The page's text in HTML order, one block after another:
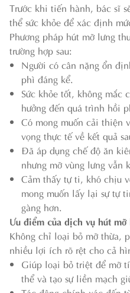
Trước khi tiến hành, bác sĩ
thể sức khỏe để xác định
Phương pháp hút mỡ lưng
trường hợp sau:
Người có cân nặng ổn
phì đáng kể.
Sức khỏe tốt, không mắc
hưởng đến quá trình hồi
Có mong muốn cải thiện
vọng thực tế về kết quả
Đã áp dụng chế độ ăn
nhưng mỡ vùng lưng vẫn
Cảm thấy tự ti, khó chịu
mong muốn lấy lại sự tự
gàng hơn.
Ưu điểm của dịch vụ hút mỡ
Không chỉ loại bỏ mỡ thừa,
nhiều lợi ích rõ rệt cho cả
Giúp loại bỏ triệt để mỡ
thể và tạo sự liền mạch